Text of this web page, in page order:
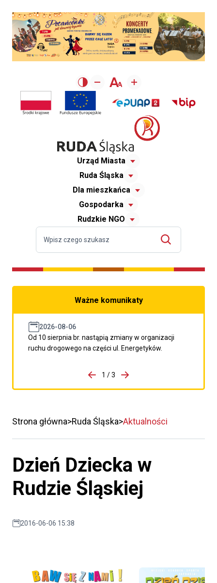
Urząd Miasta
Ruda Śląska
Dla mieszkańca
Gospodarka
Rudzkie NGO
Ważne komunikaty
2026-08-06
Od 10 sierpnia br. nastąpią zmiany w organizacji
ruchu drogowego na części ul. Energetyków.
porzpedniego komunikatu
1 / 3
Przejdź do następnego
Strona główna Ruda Śląska Aktualności
Dzień Dziecka w
Rudzie Śląskiej
2016-06-06 15:38